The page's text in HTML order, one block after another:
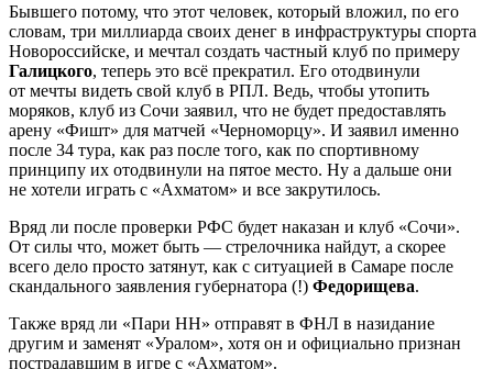
Бывшего потому, что этот человек, который вложил, по его
словам, три миллиарда своих денег в инфраструктуры спорта
Новороссийске, и мечтал создать частный клуб по примеру
Галицкого, теперь это всё прекратил. Его отодвинули
от мечты видеть свой клуб в РПЛ. Ведь, чтобы утопить
моряков, клуб из Сочи заявил, что не будет предоставлять
арену «Фишт» для матчей «Черноморцу». И заявил именно
после 34 тура, как раз после того, как по спортивному
принципу их отодвинули на пятое место. Ну а дальше они
не хотели играть с «Ахматом» и все закрутилось.
Вряд ли после проверки РФС будет наказан и клуб «Сочи».
От силы что, может быть — стрелочника найдут, а скорее
всего дело просто затянут, как с ситуацией в Самаре после
скандального заявления губернатора (!) Федорищева.
Также вряд ли «Пари НН» отправят в ФНЛ в назидание
другим и заменят «Уралом», хотя он и официально признан
пострадавшим в игре с «Ахматом».